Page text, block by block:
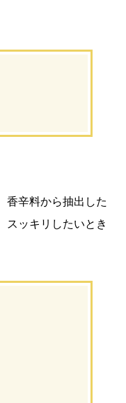
香辛料から抽出した
スッキリしたいとき